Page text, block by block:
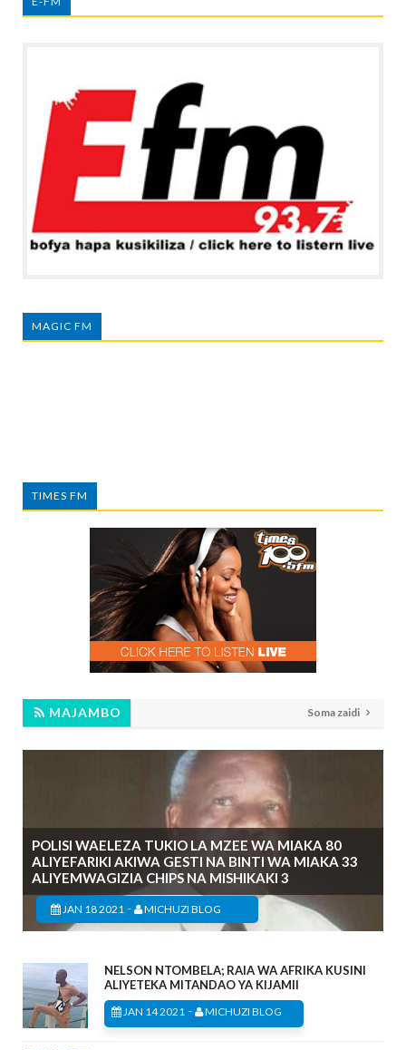
MAGIC FM
TIMES FM
MAJAMBO Soma zaidi
POLISI WAELEZA TUKIO LA MZEE WA MIAKA 80
ALIYEFARIKI AKIWA GESTI NA BINTI WA MIAKA 33
ALIYEMWAGIZIA CHIPS NA MISHIKAKI 3
JAN 18 2021 - MICHUZI BLOG
NELSON NTOMBELA; RAIA WA AFRIKA KUSINI
ALIYETEKA MITANDAO YA KIJAMII
JAN 14 2021 - MICHUZI BLOG